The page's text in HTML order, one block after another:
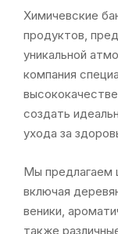
Химичевские
продуктов,
уникальной
компания
создать
ухода за
Мы предлагаем
включая
веники,
также